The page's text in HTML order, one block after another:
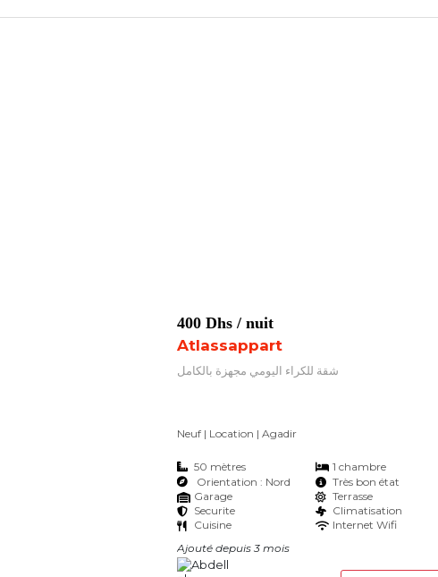
400 Dhs / nuit
Atlassappart
شقة للكراء اليومي مجهزة بالكامل
Neuf | Location | Agadir
50 mètres 1 chambre
Orientation : Nord
Très bon état
Garage
Terrasse
Securite
Climatisation
Cuisine
Internet Wifi
Ajouté depuis 3 mois